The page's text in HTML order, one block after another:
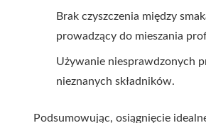
Brak czyszczenia między
prowadzący do mieszania
Używanie niesprawdzonych
nieznanych składników.
Podsumowując, osiągnięcie